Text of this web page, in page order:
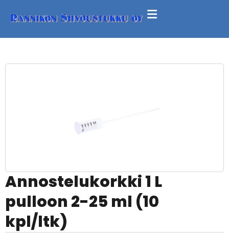
Annostelukorkki 1 L
pulloon 2-25 ml (10
kpl/ltk)